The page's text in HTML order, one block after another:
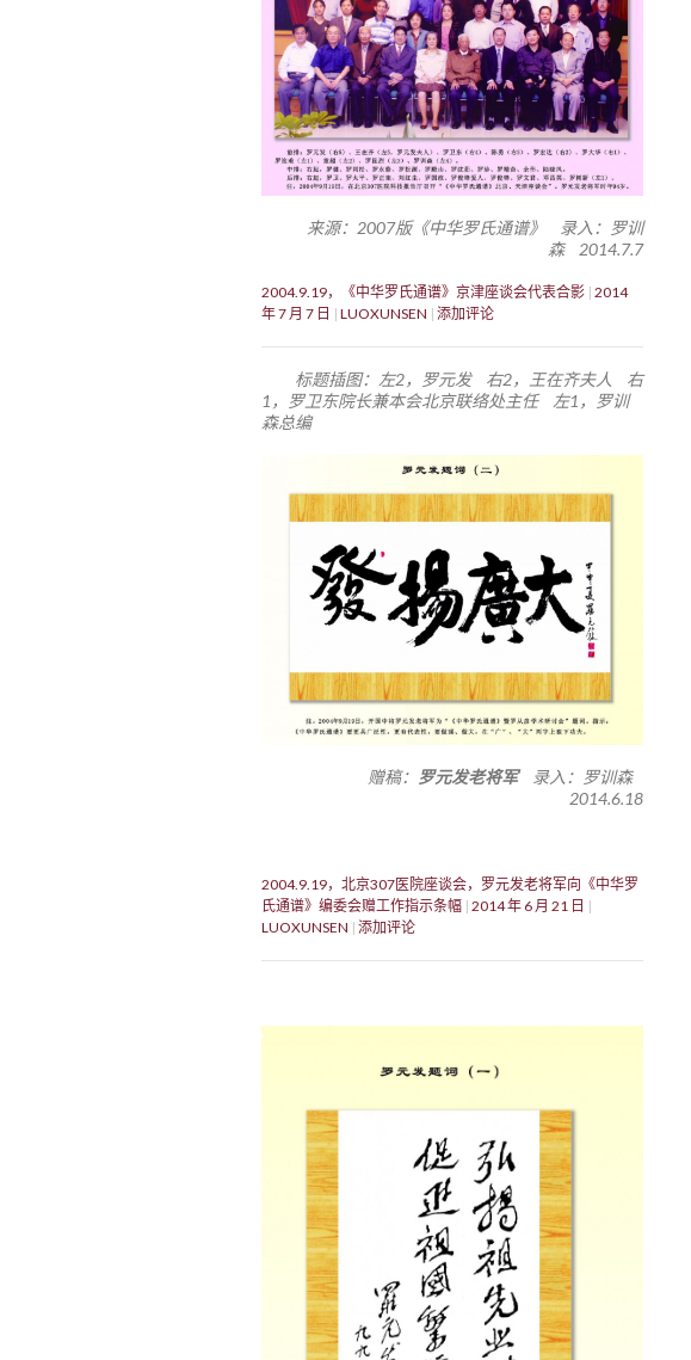
来源：2007版《中华罗氏通谱》 录入：罗训
森 2014.7.7
2004.9.19，《中华罗氏通谱》京津座谈会代表合影 2014
年 7 月 7 日
LUOXUNSEN 添加评论
标题插图：左2，罗元发 右2，王在齐夫人 右
1，罗卫东院长兼本会北京联络处主任 左1，罗训
森总编
赠稿： 罗元发老将军录入：罗训森
2014.6.18
2004.9.19，北京307医院座谈会，罗元发老将军向《中华罗
氏通谱》编委会赠工作指示条幅 2014 年 6 月 21 日
LUOXUNSEN 添加评论